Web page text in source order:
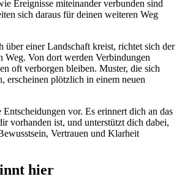
Ereignisse miteinander verbunden sind
sich daraus für deinen weiteren Weg
über einer Landschaft kreist, richtet sich der
Weg. Von dort werden Verbindungen
oft verborgen bleiben. Muster, die sich
erscheinen plötzlich in einem neuen
vor. Es erinnert dich an das
vorhanden ist, und unterstützt dich dabei,
Vertrauen und Klarheit
hier